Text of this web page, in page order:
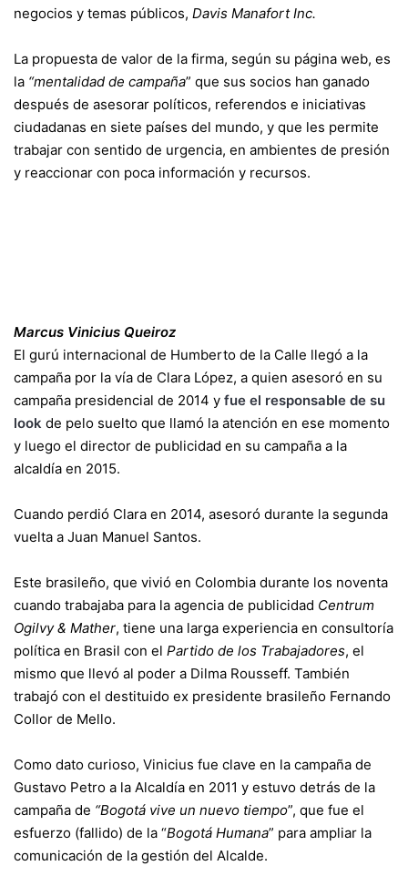
negocios y temas públicos, Davis Manafort Inc.
La propuesta de valor de la firma, según su página web, es
la “mentalidad de campaña” que sus socios han ganado
después de asesorar políticos, referendos e iniciativas
ciudadanas en siete países del mundo, y que les permite
trabajar con sentido de urgencia, en ambientes de presión
y reaccionar con poca información y recursos.
Marcus Vinicius Queiroz
El gurú internacional de Humberto de la Calle llegó a la
campaña por la vía de Clara López, a quien asesoró en su
campaña presidencial de 2014 y fue el responsable de su
look de pelo suelto que llamó la atención en ese momento
y luego el director de publicidad en su campaña a la
alcaldía en 2015.
Cuando perdió Clara en 2014, asesoró durante la segunda
vuelta a Juan Manuel Santos.
Este brasileño, que vivió en Colombia durante los noventa
cuando trabajaba para la agencia de publicidad Centrum
Ogilvy & Mather, tiene una larga experiencia en consultoría
política en Brasil con el Partido de los Trabajadores, el
mismo que llevó al poder a Dilma Rousseff. También
trabajó con el destituido ex presidente brasileño Fernando
Collor de Mello.
Como dato curioso, Vinicius fue clave en la campaña de
Gustavo Petro a la Alcaldía en 2011 y estuvo detrás de la
campaña de “Bogotá vive un nuevo tiempo”, que fue el
esfuerzo (fallido) de la “Bogotá Humana” para ampliar la
comunicación de la gestión del Alcalde.